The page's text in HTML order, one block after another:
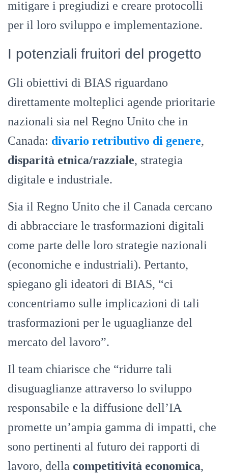
mitigare i pregiudizi e creare protocolli
per il loro sviluppo e implementazione.
I potenziali fruitori del progetto
Gli obiettivi di BIAS riguardano
direttamente molteplici agende prioritarie
nazionali sia nel Regno Unito che in
Canada: divario retributivo di genere,
disparità etnica/razziale, strategia
digitale e industriale.
Sia il Regno Unito che il Canada cercano
di abbracciare le trasformazioni digitali
come parte delle loro strategie nazionali
(economiche e industriali). Pertanto,
spiegano gli ideatori di BIAS, “ci
concentriamo sulle implicazioni di tali
trasformazioni per le uguaglianze del
mercato del lavoro”.
Il team chiarisce che “ridurre tali
disuguaglianze attraverso lo sviluppo
responsabile e la diffusione dell’IA
promette un’ampia gamma di impatti, che
sono pertinenti al futuro dei rapporti di
lavoro, della competitività economica,